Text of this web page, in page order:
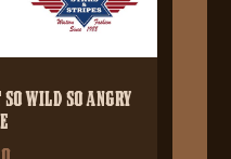
wild so angry